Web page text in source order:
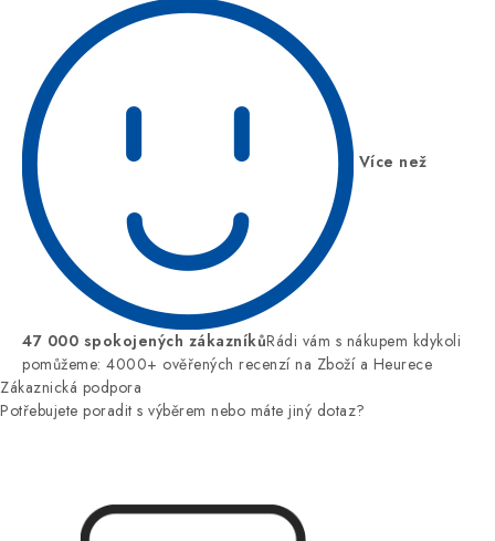
Více než
47 000 spokojených zákazníkůRádi vám s nákupem kdykoli
pomůžeme: 4000+ ověřených recenzí na Zboží a Heurece
Zákaznická podpora
Potřebujete poradit s výběrem nebo máte jiný dotaz?